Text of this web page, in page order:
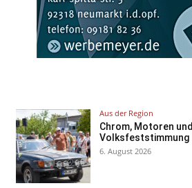
Aus der Region
Chrom, Motoren und
Volksfeststimmung
6. August 2026